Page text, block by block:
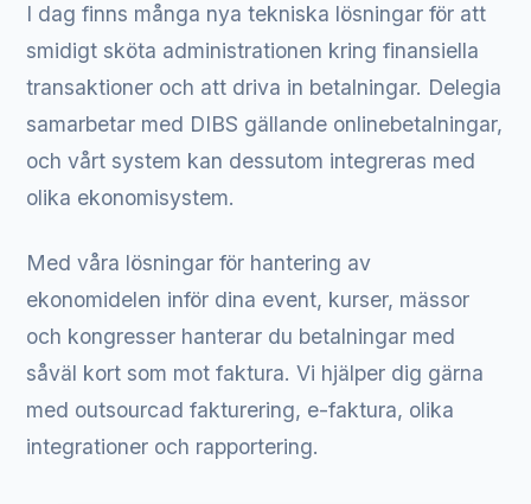
I dag finns många nya tekniska lösningar för att
smidigt sköta administrationen kring finansiella
transaktioner och att driva in betalningar. Delegia
samarbetar med DIBS gällande onlinebetalningar,
och vårt system kan dessutom integreras med
olika ekonomisystem.
Med våra lösningar för hantering av
ekonomidelen inför dina event, kurser, mässor
och kongresser hanterar du betalningar med
såväl kort som mot faktura. Vi hjälper dig gärna
med outsourcad fakturering, e-faktura, olika
integrationer och rapportering.